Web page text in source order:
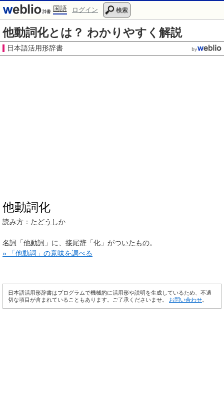
国語 ログイン 検索
他動詞化とは？ わかりやすく解説
日本語活用形辞書
他動詞化
読み方： たどうしか
名詞 「他動詞 」に、 接尾辞 「化」がついたもの。
» 「他動詞」の意味を調べる
日本語活用形辞書はプログラムで機械的に活用形や説明を生成しているため、不適
切な項目が含まれていることもあります。ご了承くださいませ。 お問い合わせ